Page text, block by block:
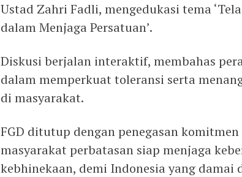
Ustad Zahri Fadli, mengedukasi tema
dalam Menjaga Persatuan’.
Diskusi berjalan interaktif, membahas
dalam memperkuat toleransi serta
di masyarakat.
FGD ditutup dengan penegasan komitmen
masyarakat perbatasan siap menjaga
kebhinekaan, demi Indonesia yang damai